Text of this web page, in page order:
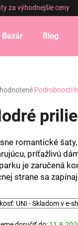
za výhodnejšie ceny
Bazár Blog
Podrobnosti
romantické
príťažlivú
je zaručená
strane sa